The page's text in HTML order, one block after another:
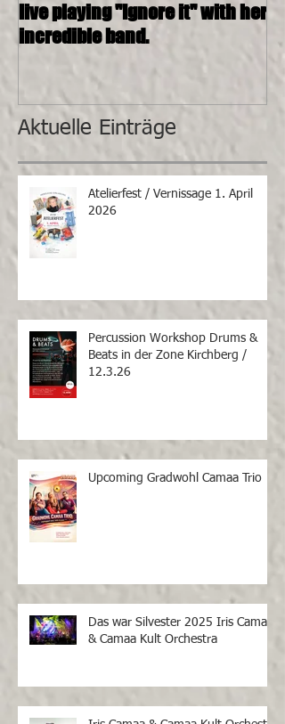
live playing "Ignore it" with her
incredible band.
Aktuelle Einträge
Atelierfest / Vernissage 1. April
2026
Percussion Workshop Drums &
Beats in der Zone Kirchberg /
12.3.26
Upcoming Gradwohl Camaa Trio
Das war Silvester 2025 Iris Camaa
& Camaa Kult Orchestra